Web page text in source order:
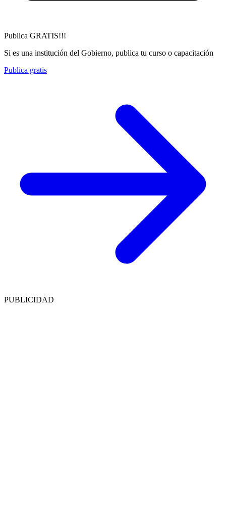
Publica GRATIS!!!
Si es una institución del Gobierno, publica tu curso o capacitación
Publica gratis
PUBLICIDAD